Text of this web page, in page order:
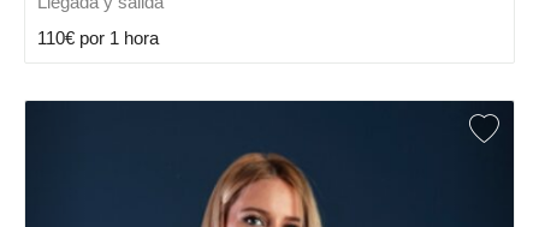
110€ por 1 hora